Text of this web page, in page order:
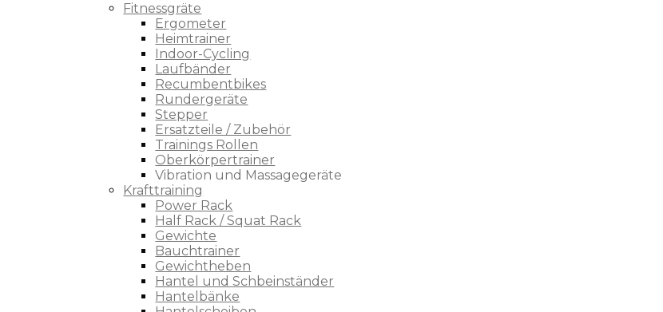
Fitnessgräte
Ergometer
Heimtrainer
Indoor-Cycling
Laufbänder
Recumbentbikes
Rundergeräte
Stepper
Ersatzteile / Zubehör
Trainings Rollen
Oberkörpertrainer
Vibration und Massagegeräte
Krafttraining
Power Rack
Half Rack / Squat Rack
Gewichte
Bauchtrainer
Gewichtheben
Hantel und Schbeinständer
Hantelbänke